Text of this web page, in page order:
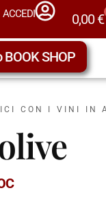
ACCEDI 0,00€
SHOP
CON I VINI IN